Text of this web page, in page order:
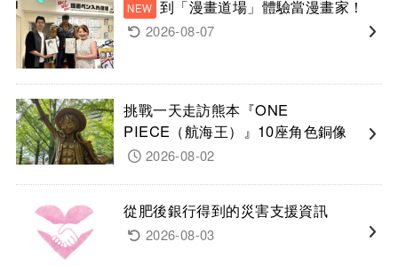
到「漫畫道場」體驗當漫畫家！
2026-08-07
挑戰一天走訪熊本『ONE
PIECE（航海王）』10座角色銅像
2026-08-02
從肥後銀行得到的災害支援資訊
2026-08-03